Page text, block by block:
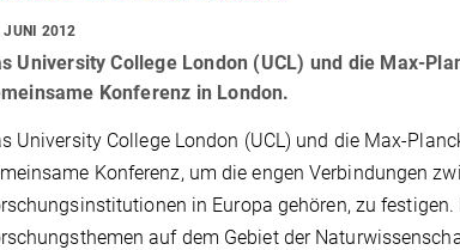
JUNI 2012
University College London (UCL) und die Max-
Konferenz in London.
University College London (UCL) und die Max-
Konferenz, um die engen Verbindungen
in Europa gehören, zu
auf dem Gebiet der